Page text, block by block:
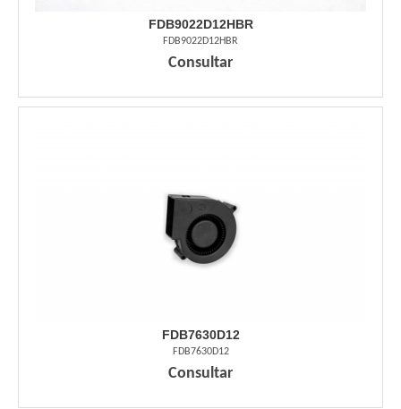
FDB9022D12HBR
FDB9022D12HBR
Consultar
FDB7630D12
FDB7630D12
Consultar